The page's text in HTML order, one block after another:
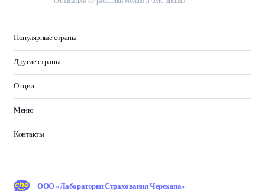
Популярные страны
Другие страны
Опции
Меню
Контакты
ООО «Лаборатория Страхования Черехапа»